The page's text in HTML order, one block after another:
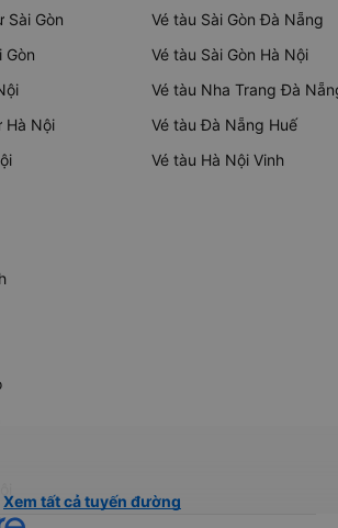
Sài Gòn
Gòn
Hà Nội
Vé tàu Sài Gòn Đà Nẵng
Vé tàu Sài Gòn Hà Nội
Vé tàu Nha Trang Đà
Vé tàu Đà Nẵng Huế
Vé tàu Hà Nội Vinh
Xem tất cả tuyến đường